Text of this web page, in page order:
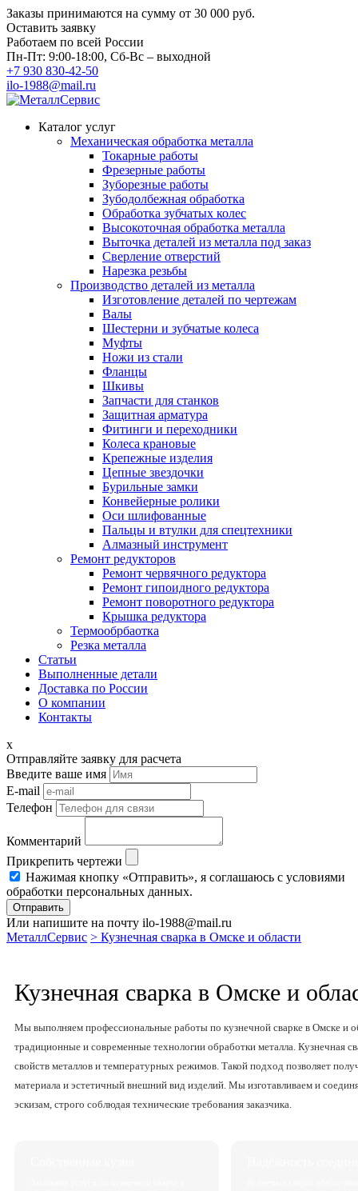
Заказы принимаются на сумму от 30 000 руб.
Оставить заявку
Работаем по всей России
Пн-Пт: 9:00-18:00, Сб-Вс – выходной
+7 930 830-42-50
ilo-1988@mail.ru
Каталог услуг
Механическая обработка металла
Токарные работы
Фрезерные работы
Зуборезные работы
Зубодолбежная обработка
Обработка зубчатых колес
Высокоточная обработка металла
Выточка деталей из металла под заказ
Сверление отверстий
Нарезка резьбы
Производство деталей из металла
Изготовление деталей по чертежам
Валы
Шестерни и зубчатые колеса
Муфты
Ножи из стали
Фланцы
Шкивы
Запчасти для станков
Защитная арматура
Фитинги и переходники
Колеса крановые
Крепежные изделия
Цепные звездочки
Бурильные замки
Конвейерные ролики
Оси шлифованные
Пальцы и втулки для спецтехники
Алмазный инструмент
Ремонт редукторов
Ремонт червячного редуктора
Ремонт гипоидного редуктора
Ремонт поворотного редуктора
Крышка редуктора
Термообрбаотка
Резка металла
Статьи
Выполненные детали
Доставка по России
О компании
Контакты
x
Отправляйте заявку для расчета
Введите ваше имя
E-mail
Телефон
Комментарий
Прикрепить чертежи
Нажимая кнопку «Отправить», я соглашаюсь с условиями
обработки персональных данных.
Отправить
Или напишите на почту ilo-1988@mail.ru
МеталлСервис > Кузнечная сварка в Омске и области
Кузнечная сварка в Омске и
Мы выполняем профессиональные работы по кузнечной сварке в Омске и
традиционные и современные технологии обработки металла. Кузнечная
свойств металлов и температурных режимов. Такой подход позволяет
материала и эстетичный внешний вид изделий. Мы изготавливаем и
эскизам, строго соблюдая технические требования заказчика.